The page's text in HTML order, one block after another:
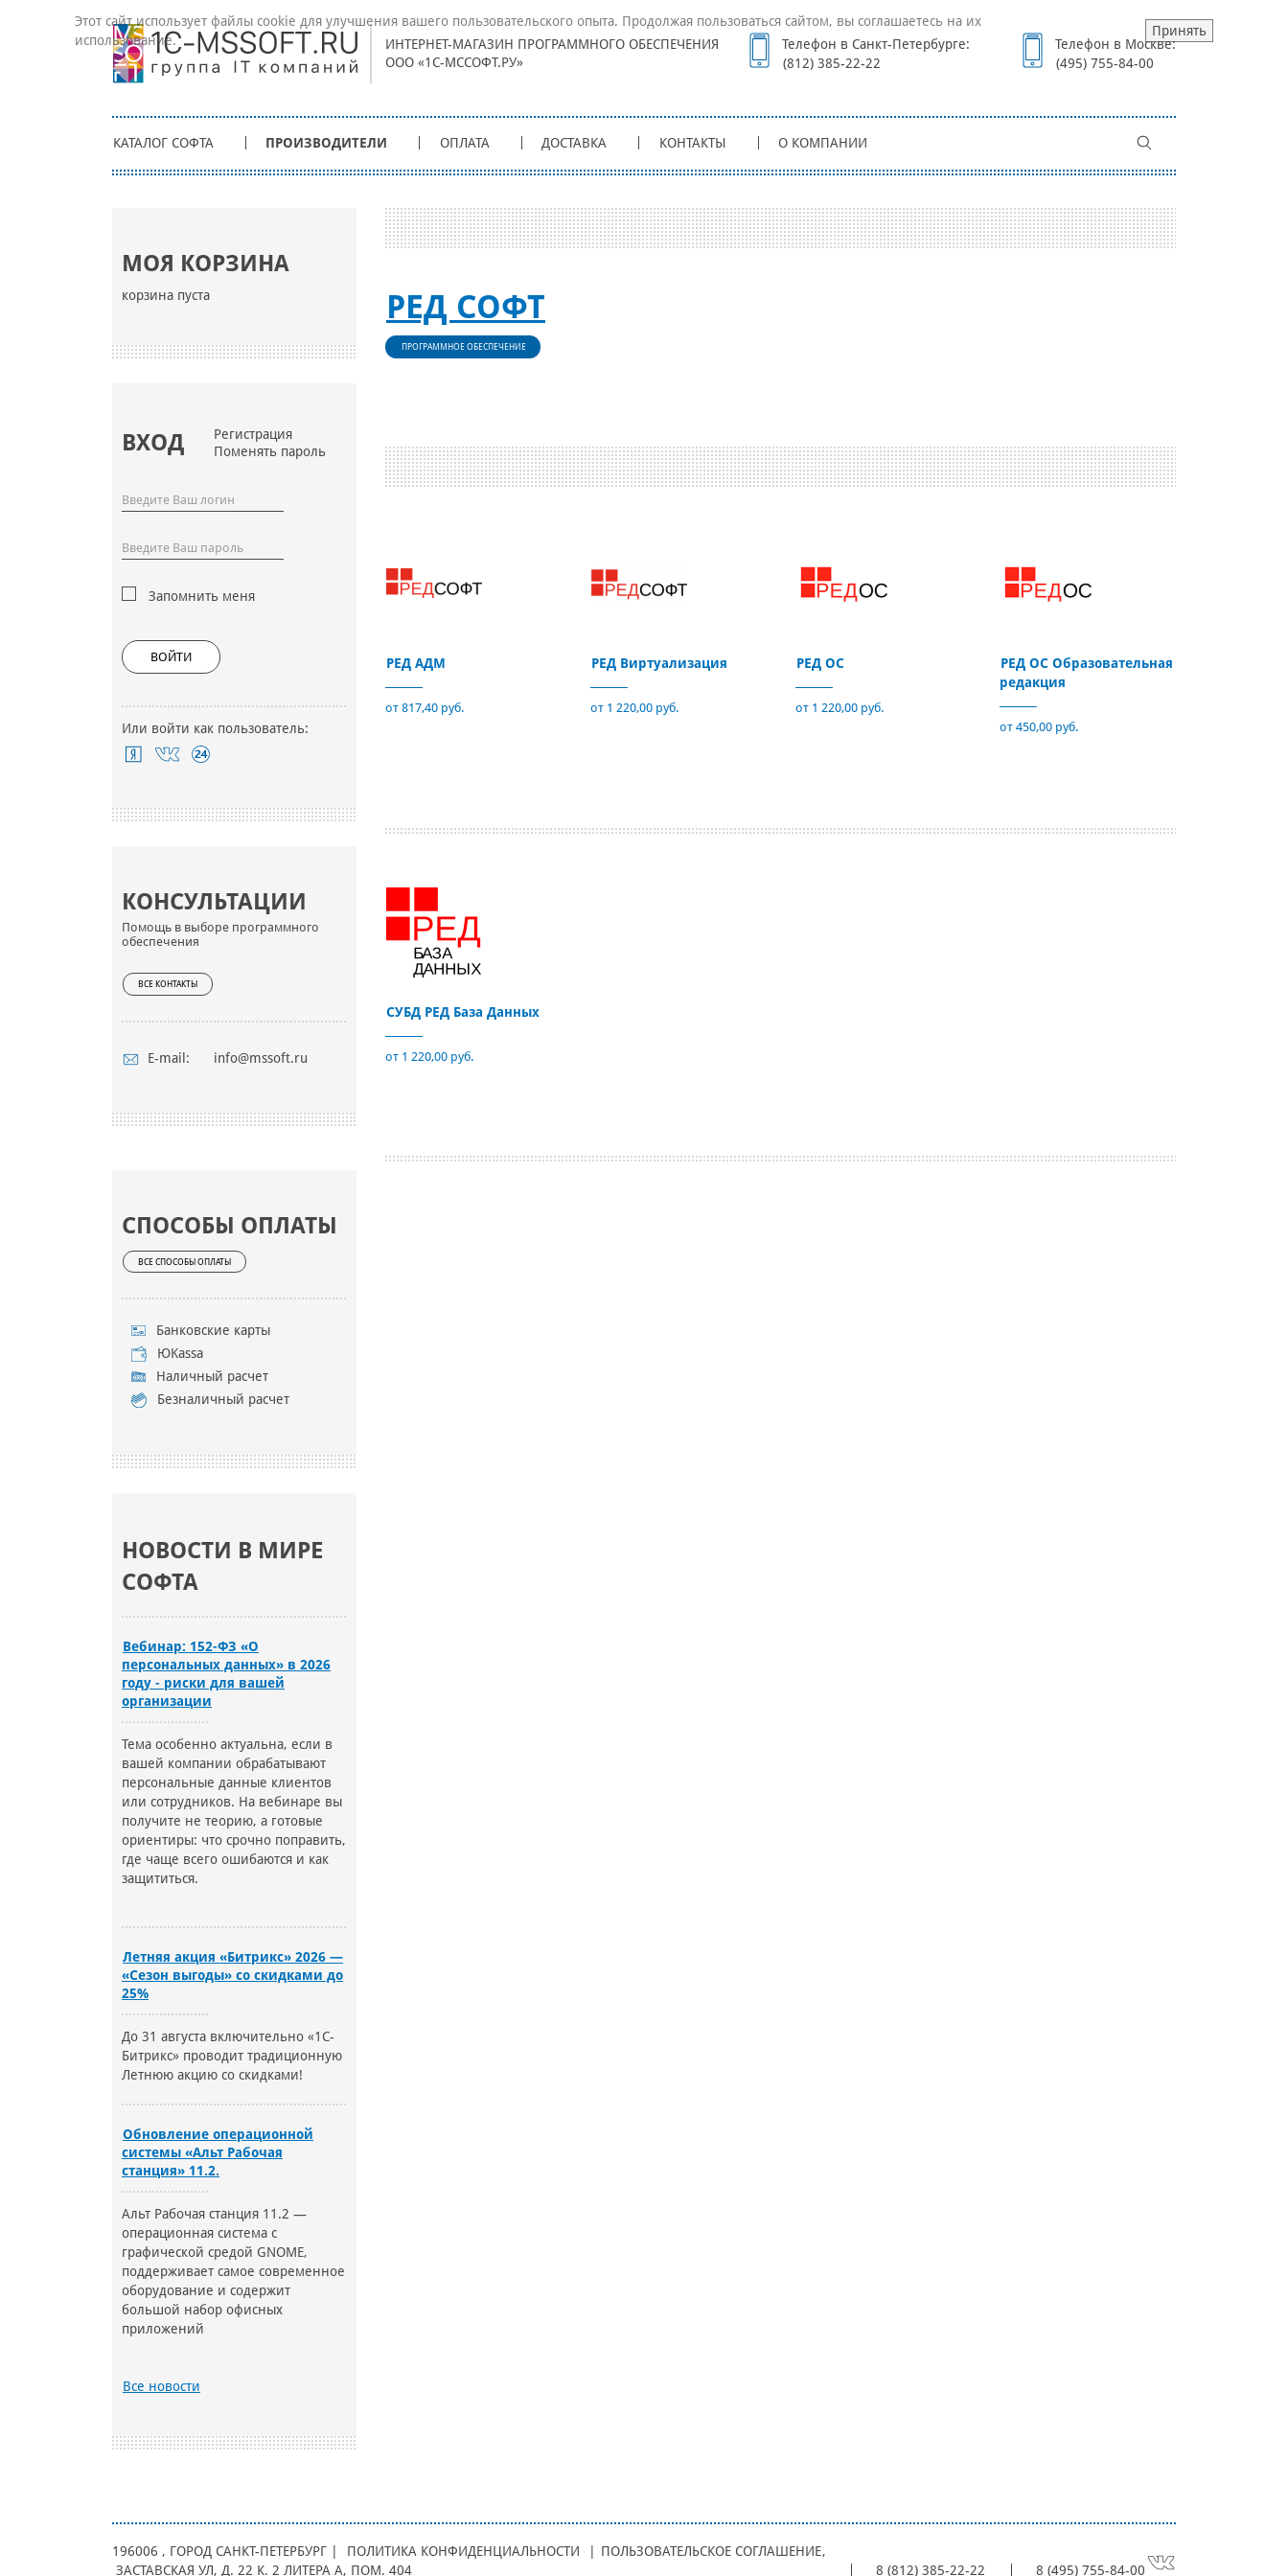
ИНТЕРНЕТ-МАГАЗИН ПРОГРАММНОГО ОБЕСПЕЧЕНИЯ
ООО «1С-МССОФТ.РУ»
Телефон в Санкт-Петербурге:
(812) 385-22-22
Телефон в Москве:
(495) 755-84-00
КАТАЛОГ СОФТА ПРОИЗВОДИТЕЛИ ОПЛАТА ДОСТАВКА КОНТАКТЫ О КОМПАНИИ
МОЯ КОРЗИНА
корзина пуста
ВХОД
Регистрация
Поменять пароль
Запомнить меня
ВОЙТИ
Или войти как пользователь:
КОНСУЛЬТАЦИИ
Помощь в выборе программного
обеспечения
ВСЕ КОНТАКТЫ
E-mail: info@mssoft.ru
СПОСОБЫ ОПЛАТЫ
ВСЕ СПОСОБЫ ОПЛАТЫ
Банковские карты
ЮKassa
Наличный расчет
Безналичный расчет
НОВОСТИ В МИРЕ
СОФТА
Вебинар: 152-ФЗ «О
персональных данных» в 2026
году - риски для вашей
организации
Тема особенно актуальна, если в
вашей компании обрабатывают
персональные данные клиентов
или сотрудников. На вебинаре вы
получите не теорию, а готовые
ориентиры: что срочно поправить,
где чаще всего ошибаются и как
защититься.
Летняя акция «Битрикс» 2026 —
«Сезон выгоды» со скидками до
25%
До 31 августа включительно «1С-
Битрикс» проводит традиционную
Летнюю акцию со скидками!
Обновление операционной
системы «Альт Рабочая
станция» 11.2.
Альт Рабочая станция 11.2 —
операционная система с
графической средой GNOME,
поддерживает самое современное
оборудование и содержит
большой набор офисных
приложений
Все новости
РЕД СОФТ
ПРОГРАММНОЕ ОБЕСПЕЧЕНИЕ
РЕД АДМ
от 817,40 руб.
РЕД Виртуализация
от 1 220,00 руб.
РЕД ОС
от 1 220,00 руб.
РЕД ОС Образовательная
редакция
от 450,00 руб.
СУБД РЕД База Данных
от 1 220,00 руб.
196006 , ГОРОД САНКТ-ПЕТЕРБУРГ | ПОЛИТИКА КОНФИДЕНЦИАЛЬНОСТИ ПОЛЬЗОВАТЕЛЬСКОЕ СОГЛАШЕНИЕ,
ЗАСТАВСКАЯ УЛ, Д. 22 К. 2 ЛИТЕРА А, ПОМ. 404
8 (812) 385-22-22 8 (495) 755-84-00
Этот сайт использует файлы cookie для улучшения вашего пользовательского опыта. Продолжая пользоваться сайтом, вы соглашаетесь на их
использование.
Принять